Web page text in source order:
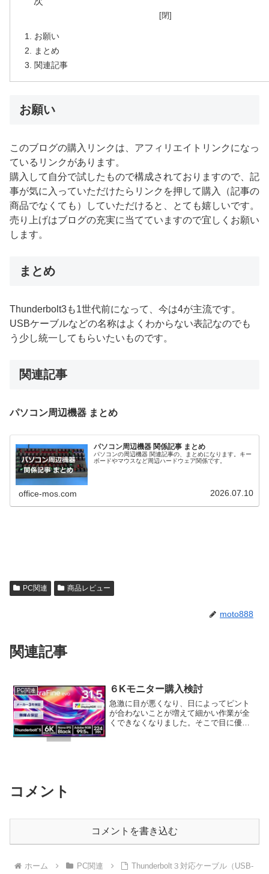
お願い
まとめ
関連記事
お願い
このブログの購入リンクは、アフィリエイトリンクになっ
ているリンクがあります。
購入して自分で試したもので構成されておりますので、記
事が気に入っていただけたらリンクを押して購入（記事の
商品でなくても）していただけると、とても嬉しいです。
売り上げはブログの充実に当てていますので宜しくお願い
します。
まとめ
Thunderbolt3も1世代前になって、今は4が主流です。
USBケーブルなどの名称はよくわからない表記なのでも
う少し統一してもらいたいものです。
関連記事
パソコン周辺機器 まとめ
パソコン周辺機器 関係記事 まとめ
パソコンの周辺機器 関連記事の、まとめになります。キー
ボードやマウスなど周辺ハードウェア関係です。
office-mos.com 2026.07.10
PC関連 商品レビュー
moto888
関連記事
PC関連 ６Kモニター購入検討
急激に目が悪くなり、日によってピント
が合わないことが増えて細かい作業が全
くできなくなりました。そこで目に優し
コメント
コメントを書き込む
ホーム PC関連
Thunderbolt３対応ケーブル（USB-